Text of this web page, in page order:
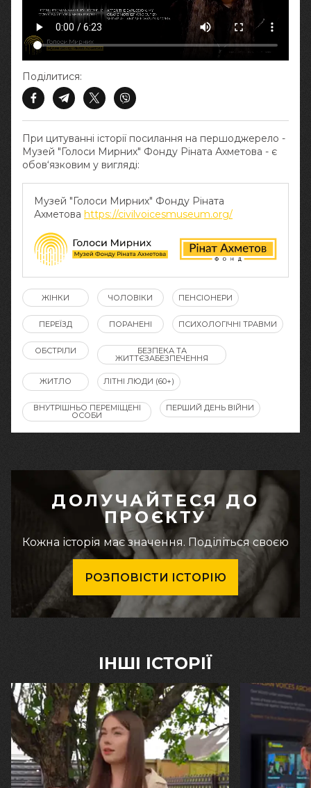
При цитуванні історії посилання на першоджерело -
Музей "Голоси Мирних" Фонду Ріната Ахметова - є
обов‘язковим у вигляді:
Музей "Голоси Мирних" Фонду Ріната
Ахметова https://civilvoicesmuseum.org/
Поділитися:
ЖІНКИ ЧОЛОВІКИ ПЕНСІОНЕРИ
ПЕРЕЇЗД ПОРАНЕНІ ПСИХОЛОГІЧНІ ТРАВМИ
ОБСТРІЛИ БЕЗПЕКА ТА
ЖИТТЄЗАБЕЗПЕЧЕННЯ
ЖИТЛО ЛІТНІ ЛЮДИ (60+)
ВНУТРІШНЬО ПЕРЕМІЩЕНІ
ОСОБИ
ПЕРШИЙ ДЕНЬ ВІЙНИ
ДОЛУЧАЙТЕСЯ ДО
ПРОЄКТУ
Кожна історія має значення. Поділіться своєю
РОЗПОВІСТИ ІСТОРІЮ
ІНШІ ІСТОРІЇ